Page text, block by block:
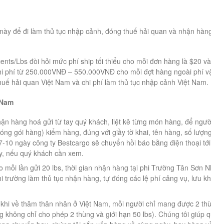
để đi làm thủ tục nhập cảnh, đóng thuế hải quan và nhận
Lbs đòi hỏi mức phí ship tối thiểu cho mỗi đơn hàng là $20 và
từ 250.000VNĐ – 550.000VNĐ cho mỗi đợt hàng ngoài phí
hải quan Việt Nam và chi phí làm thủ tục nhập cảnh Việt Nam.
hàng hoá gửi từ tay quý khách, liệt kê từng món hàng, để
gói hàng) kiểm hàng, đúng với giầy tờ khai, tên hàng, số
ngày công ty Bestcargo sẽ chuyển hồi báo bằng điện thoại tới
nếu quý khách cần xem.
lần gửi 20 lbs, thời gian nhận hàng tại phi Trường Tân Sơn
làm thủ tục nhận hàng, tự đóng các lệ phí cảng vụ, lưu
về thăm thân nhân ở Việt Nam, mỗi người chỉ mang được 2
không chỉ cho phép 2 thùng và giới hạn 50 lbs). Chúng tôi giúp